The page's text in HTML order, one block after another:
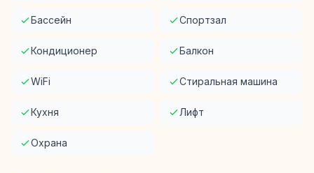
Бассейн Спортзал
Кондиционер Балкон
WiFi Стиральная машина
Кухня Лифт
Охрана